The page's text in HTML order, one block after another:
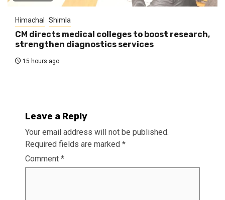
Himachal Shimla
CM directs medical colleges to boost research,
strengthen diagnostics services
15 hours ago
Leave a Reply
Your email address will not be published.
Required fields are marked *
Comment *